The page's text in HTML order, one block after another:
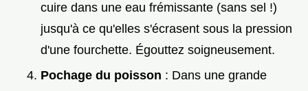
cuire dans une eau frémissante (sans sel !)
jusqu'à ce qu'elles s'écrasent sous la pression
d'une fourchette. Égouttez soigneusement.
Pochage du poisson : Dans une grande